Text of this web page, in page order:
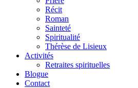
Récit
Roman
Sainteté
Spiritualité
Thérèse de Lisieux
Activités
Retraites spirituelles
Blogue
Contact